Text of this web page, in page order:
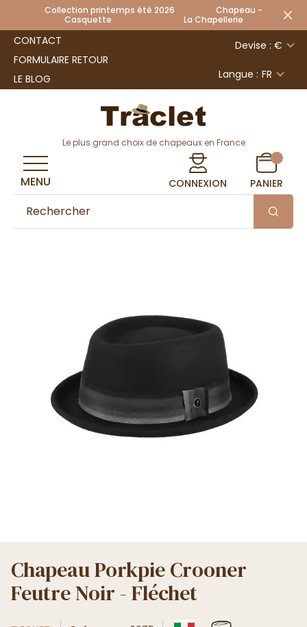
Collection printemps été 2026 Chapeau -
Casquette La Chapellerie
CONTACT
FORMULAIRE RETOUR
LE BLOG
Devise : €
Langue : FR
Le plus grand choix de chapeaux en France
CONNEXION PANIER
MENU
Chapeau Porkpie Crooner
Feutre Noir - Fléchet